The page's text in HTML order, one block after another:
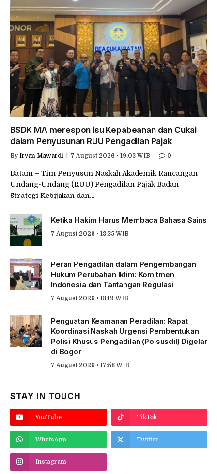
BSDK MA merespon isu Kepabeanan dan Cukai
dalam Penyusunan RUU Pengadilan Pajak
By Irvan Mawardi 7 August 2026 • 19:03 WIB 0
Batam – Tim Penyusun Naskah Akademik Rancangan
Undang-Undang (RUU) Pengadilan Pajak Badan
Strategi Kebijakan dan…
Ketika Hakim Harus Membaca Bahasa Sains
7 August 2026 • 18:35 WIB
Peran Pengadilan dalam Pengembangan
Hukum Perubahan Iklim: Komitmen
Indonesia dan Tantangan Regulasi
7 August 2026 • 18:19 WIB
Penguatan Keamanan Peradilan: Rapat
Koordinasi Naskah Urgensi Pembentukan
Polisi Khusus Pengadilan (Polsusdil) Digelar
di Bogor
7 August 2026 • 17:58 WIB
STAY IN TOUCH
YouTube TikTok
WhatsApp Twitter
Instagram